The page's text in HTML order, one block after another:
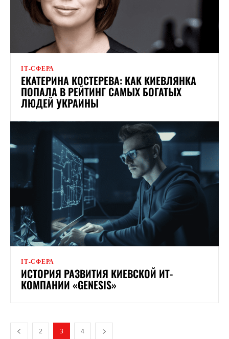
ІТ-СФЕРА
ЕКАТЕРИНА КОСТЕРЕВА: КАК КИЕВЛЯНКА
ПОПАЛА В РЕЙТИНГ САМЫХ БОГАТЫХ
ЛЮДЕЙ УКРАИНЫ
ІТ-СФЕРА
ИСТОРИЯ РАЗВИТИЯ КИЕВСКОЙ ИТ-
КОМПАНИИ «GENESIS»
2 3 4